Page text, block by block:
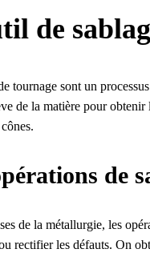
de
tournage sont un
de la matière pour
de
de la métallurgie, les
rectifier les défauts. On